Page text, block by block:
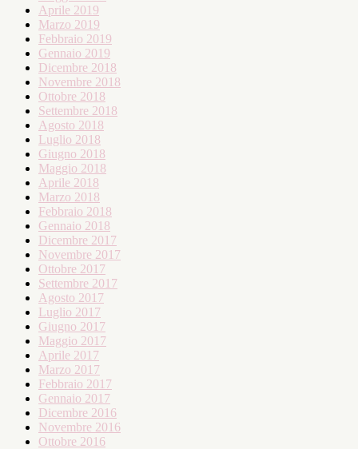
Aprile 2019
Marzo 2019
Febbraio 2019
Gennaio 2019
Dicembre 2018
Novembre 2018
Ottobre 2018
Settembre 2018
Agosto 2018
Luglio 2018
Giugno 2018
Maggio 2018
Aprile 2018
Marzo 2018
Febbraio 2018
Gennaio 2018
Dicembre 2017
Novembre 2017
Ottobre 2017
Settembre 2017
Agosto 2017
Luglio 2017
Giugno 2017
Maggio 2017
Aprile 2017
Marzo 2017
Febbraio 2017
Gennaio 2017
Dicembre 2016
Novembre 2016
Ottobre 2016